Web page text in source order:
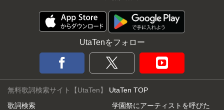
UtaTenをフォロー
無料歌詞検索サイト【UtaTen】 UtaTen TOP
歌詞検索
学園祭にアーティストを呼びた